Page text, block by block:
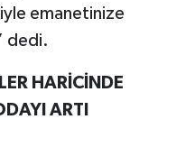
emanetinize
dedi.
HARİCİNDE
ARTI